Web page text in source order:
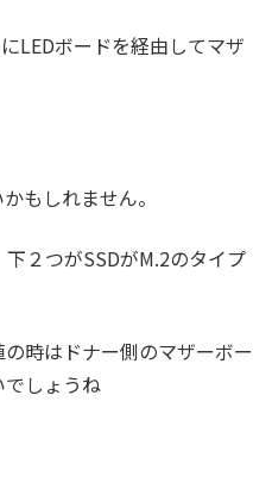
LEDボードを経由してマザ
もしれません。
下２つがSSDがM.2のタイプ
時はドナー側のマザーボー
でしょうね